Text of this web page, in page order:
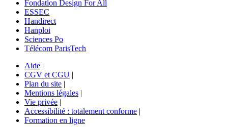
Fondation Design For All
ESSEC
Handirect
Hanploi
Sciences Po
Télécom ParisTech
Aide |
CGV et CGU |
Plan du site |
Mentions légales |
Vie privée |
Accessibilité : totalement conforme |
Formation en ligne